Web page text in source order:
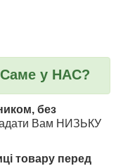
у НАС?
без
Вам НИЗЬКУ
товару перед